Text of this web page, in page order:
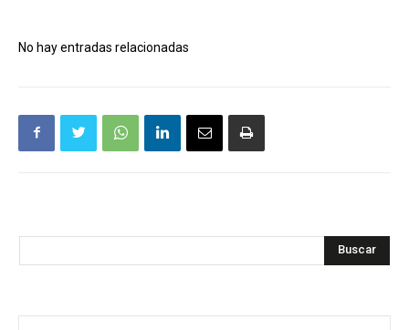
No hay entradas relacionadas
Buscar